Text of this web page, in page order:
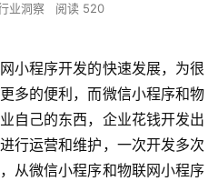
业洞察 阅读 520
小程序开发的快速发展，为很
多的便利，而微信小程序和物
自己的东西，企业花钱开发出
行运营和维护，一次开发多次
从微信小程序和物联网小程序